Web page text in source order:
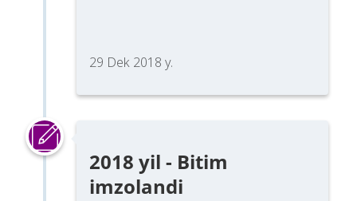
29 Dek 2018 y.
2018 yil - Bitim
imzolandi